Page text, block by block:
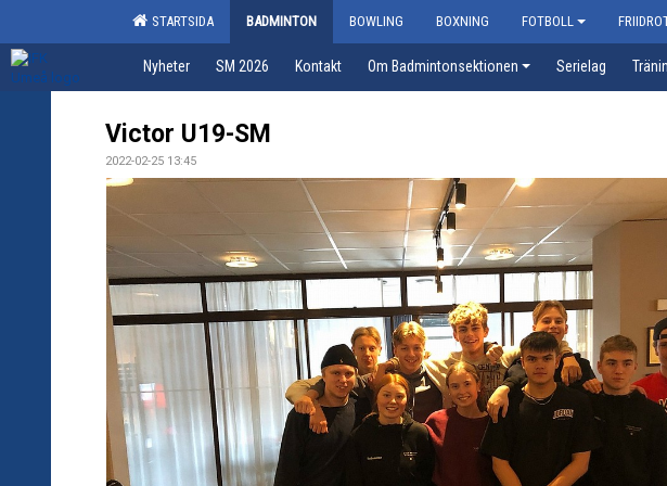
STARTSIDA BADMINTON BOWLING BOXNING FOTBOLL
Nyheter SM 2026 Kontakt Om Badmintonsektionen Serielag
Victor U19-SM
2022-02-25 13:45